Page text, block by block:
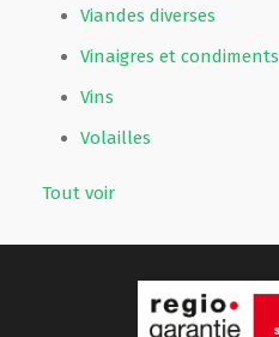
Viandes diverses
Vinaigres et condiments
Vins
Volailles
Tout voir